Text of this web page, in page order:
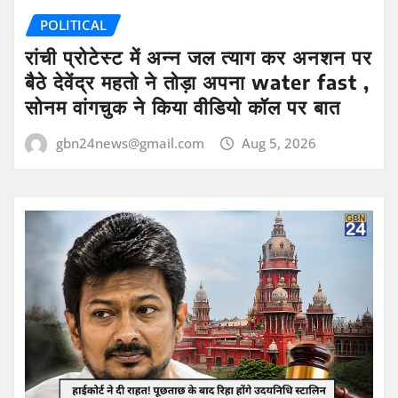
POLITICAL
रांची प्रोटेस्ट में अन्न जल त्याग कर अनशन पर
बैठे देवेंद्र महतो ने तोड़ा अपना water fast ,
सोनम वांगचुक ने किया वीडियो कॉल पर बात
gbn24news@gmail.com Aug 5, 2026